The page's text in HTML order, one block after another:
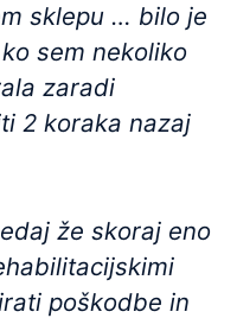
sklepu … bilo je
sem nekoliko
zaradi
2 koraka nazaj
že skoraj eno
poškodbe in